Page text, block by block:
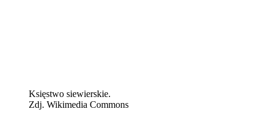
Księstwo siewierskie.
Zdj. Wikimedia Commons